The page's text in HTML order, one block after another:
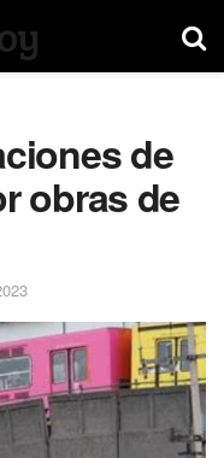
de
obras de